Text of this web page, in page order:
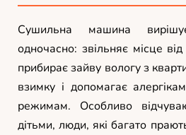
Сушильна машина
одночасно: звільняє місце
прибирає зайву вологу з
взимку і допомагає
режимам. Особливо
дітьми, люди, які багато